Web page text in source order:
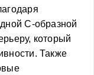
C-образной
который
Также